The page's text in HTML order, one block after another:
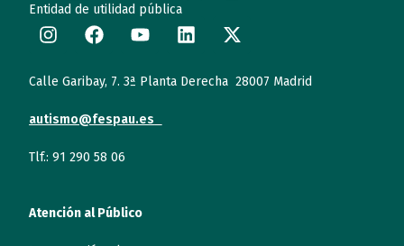
Entidad de utilidad pública
Calle Garibay, 7. 3ª Planta Derecha 28007 Madrid
autismo@fespau.es
Tlf.: 91 290 58 06
Atención al Público